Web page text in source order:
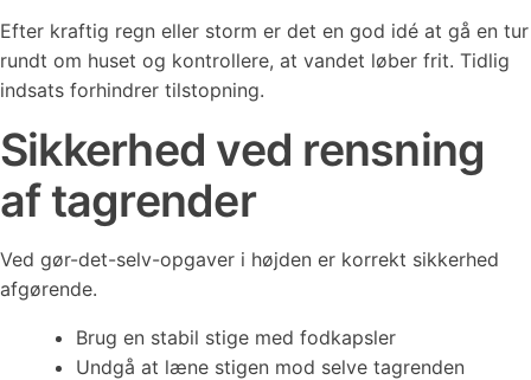
Efter kraftig regn eller storm er det en god idé at gå en tur
rundt om huset og kontrollere, at vandet løber frit. Tidlig
indsats forhindrer tilstopning.
Sikkerhed ved rensning
af tagrender
Ved gør-det-selv-opgaver i højden er korrekt sikkerhed
afgørende.
Brug en stabil stige med fodkapsler
Undgå at læne stigen mod selve tagrenden